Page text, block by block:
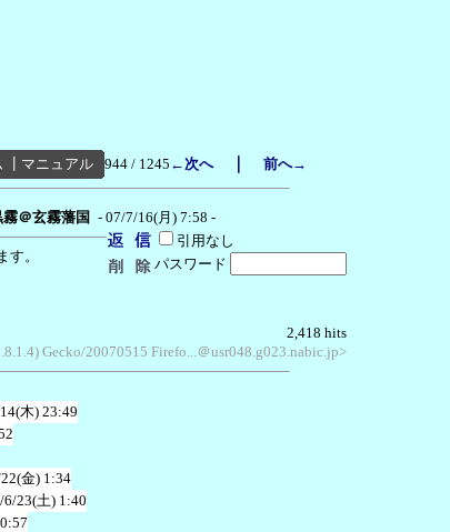
マニュアル 944 / 1245 ←次へ｜ 前へ→
霧＠玄霧藩国 - 07/7/16(月) 7:58 -
引用なし
パスワード
。
2,418 hits
Gecko/20070515 Firefo...＠usr048.g023.nabic.jp>
木) 23:49
金) 1:34
6/23(土) 1:40